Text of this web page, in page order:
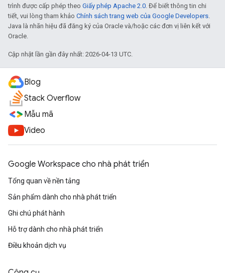
trình được cấp phép theo Giấy phép Apache 2.0. Để biết thông tin chi
tiết, vui lòng tham khảo Chính sách trang web của Google Developers.
Java là nhãn hiệu đã đăng ký của Oracle và/hoặc các đơn vị liên kết với
Oracle.
Cập nhật lần gần đây nhất: 2026-04-13 UTC.
Blog
Stack Overflow
Mẫu mã
Video
Google Workspace cho nhà phát triển
Tổng quan về nền tảng
Sản phẩm dành cho nhà phát triển
Ghi chú phát hành
Hỗ trợ dành cho nhà phát triển
Điều khoản dịch vụ